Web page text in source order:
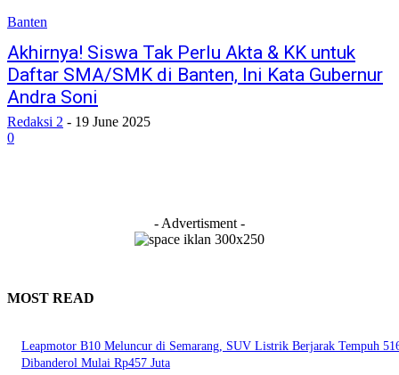
Banten
Akhirnya! Siswa Tak Perlu Akta & KK untuk
Daftar SMA/SMK di Banten, Ini Kata Gubernur
Andra Soni
Redaksi 2 - 19 June 2025
0
- Advertisment -
MOST READ
Leapmotor B10 Meluncur di Semarang, SUV Listrik Berjarak Tempuh
Dibanderol Mulai Rp457 Juta